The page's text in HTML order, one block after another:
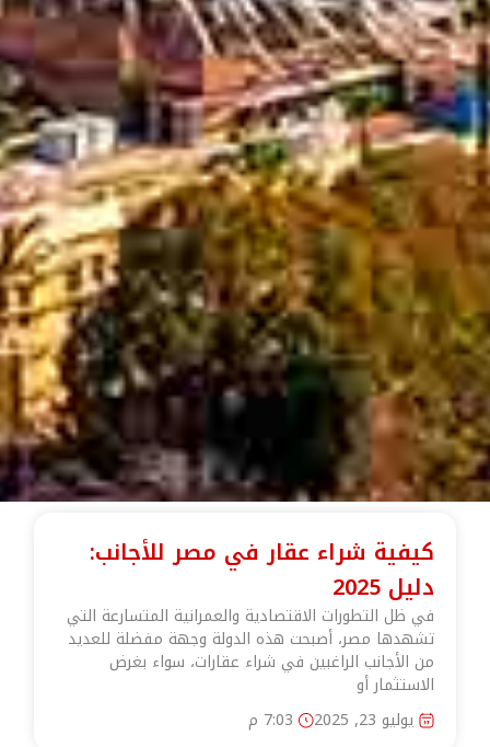
كيفية شراء عقار في مصر للأجانب:
دليل 2025
في ظل التطورات الاقتصادية والعمرانية المتسارعة التي
تشهدها مصر، أصبحت هذه الدولة وجهة مفضلة للعديد
من الأجانب الراغبين في شراء عقارات، سواء بغرض
الاستثمار أو
يوليو 23, 2025
7:03 م